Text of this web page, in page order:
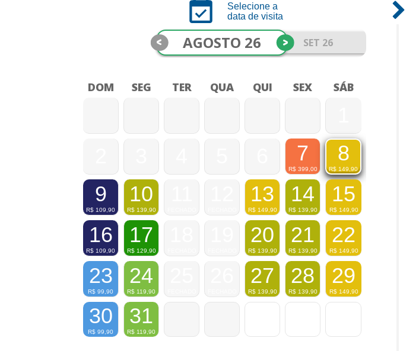
Selecione a
data de visita
AGOSTO 26 SET 26
< >
DOM SEG TER QUA QUI SEX SÁB
7
R$ 399,00
8
R$ 149,90
9
R$ 109,90
10
R$ 139,90
13
R$ 149,90
14
R$ 139,90
15
R$ 149,90
16
R$ 109,90
17
R$ 129,90
20
R$ 139,90
21
R$ 139,90
22
R$ 149,90
23
R$ 99,90
24
R$ 119,90
27
R$ 139,90
28
R$ 139,90
29
R$ 149,90
30
R$ 99,90
31
R$ 119,90